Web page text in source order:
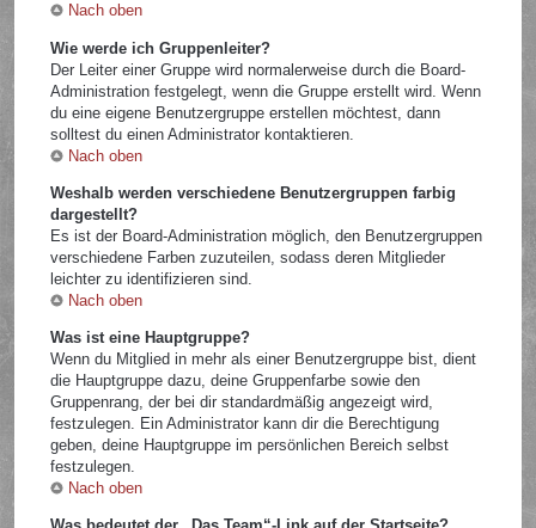
Nach oben
Wie werde ich Gruppenleiter?
Der Leiter einer Gruppe wird normalerweise durch die Board-
Administration festgelegt, wenn die Gruppe erstellt wird. Wenn
du eine eigene Benutzergruppe erstellen möchtest, dann
solltest du einen Administrator kontaktieren.
Nach oben
Weshalb werden verschiedene Benutzergruppen farbig
dargestellt?
Es ist der Board-Administration möglich, den Benutzergruppen
verschiedene Farben zuzuteilen, sodass deren Mitglieder
leichter zu identifizieren sind.
Nach oben
Was ist eine Hauptgruppe?
Wenn du Mitglied in mehr als einer Benutzergruppe bist, dient
die Hauptgruppe dazu, deine Gruppenfarbe sowie den
Gruppenrang, der bei dir standardmäßig angezeigt wird,
festzulegen. Ein Administrator kann dir die Berechtigung
geben, deine Hauptgruppe im persönlichen Bereich selbst
festzulegen.
Nach oben